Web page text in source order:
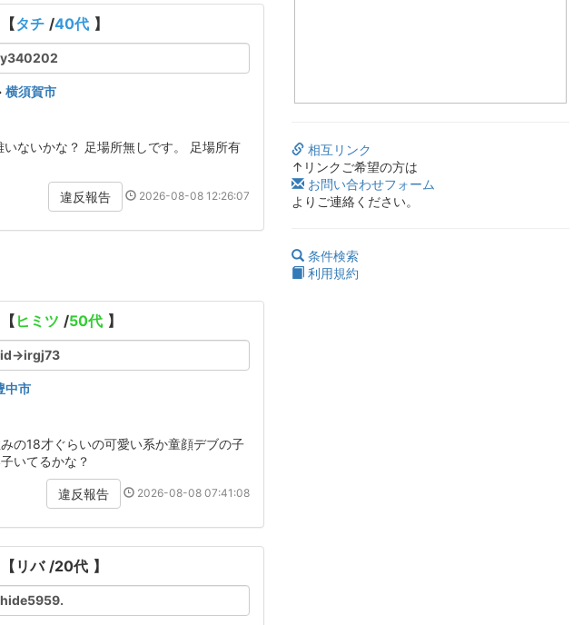
タチ /40代 】
y340202
横須賀市
ないかな？ 足場所無しです。 足場所有
違反報告 2026-08-08 12:26:07
ヒミツ /50代 】
id→irgj73
中市
の18才ぐらいの可愛い系か童顔デブの子
いてるかな？
違反報告 2026-08-08 07:41:08
リバ /20代 】
hide5959.
相互リンク
↑リンクご希望の方は
お問い合わせフォーム
よりご連絡ください。
条件検索
利用規約